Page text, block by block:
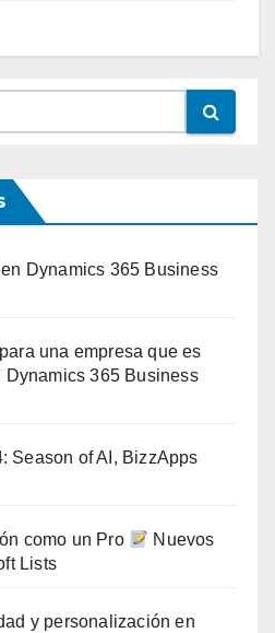
Dynamics 365 Business
una empresa que es
365 Business
Season of AI, BizzApps
como un Pro
Nuevos
Lists
y personalización en